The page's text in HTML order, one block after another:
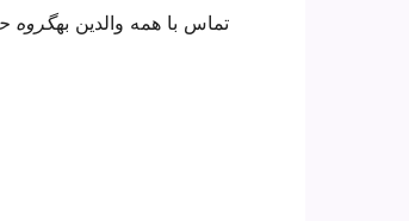
تماس با همه والدین بهگروه